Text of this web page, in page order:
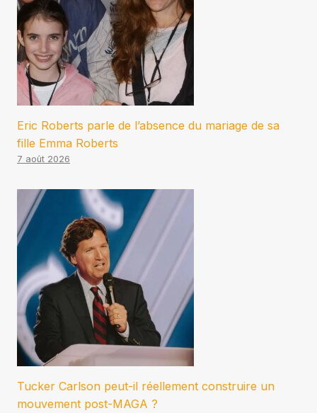
Eric Roberts parle de l’absence du mariage de sa
fille Emma Roberts
7 août 2026
Tucker Carlson peut-il réellement construire un
mouvement post-MAGA ?